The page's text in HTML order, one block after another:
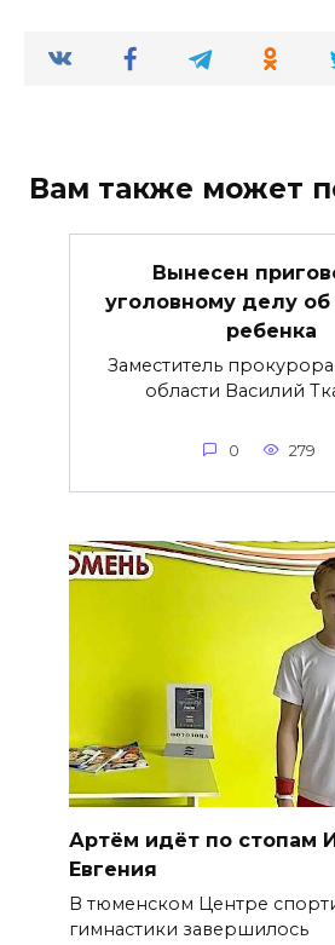
Вам также может
Вынесен
уголовному делу об
ребенка
Заместитель
области Василий
0 279
Артём идёт по стопам
Евгения
В тюменском Центре
гимнастики завершилось